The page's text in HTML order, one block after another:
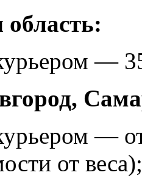
—
—
от веса);